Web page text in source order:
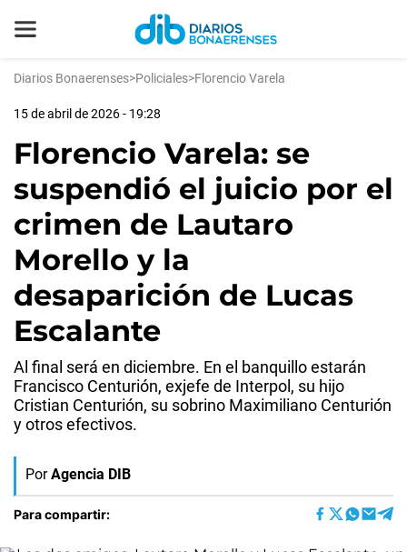
Diarios Bonaerenses>Policiales>Florencio Varela
15 de abril de 2026 - 19:28
Florencio Varela: se
suspendió el juicio por el
crimen de Lautaro
Morello y la
desaparición de Lucas
Escalante
Al final será en diciembre. En el banquillo estarán
Francisco Centurión, exjefe de Interpol, su hijo
Cristian Centurión, su sobrino Maximiliano Centurión
y otros efectivos.
Por Agencia DIB
Para compartir: